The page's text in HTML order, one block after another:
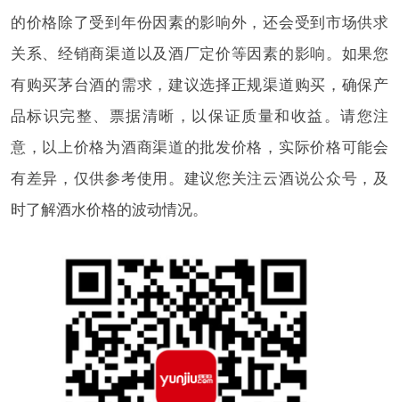
的价格除了受到年份因素的影响外，还会受到市场供求
关系、经销商渠道以及酒厂定价等因素的影响。如果您
有购买茅台酒的需求，建议选择正规渠道购买，确保产
品标识完整、票据清晰，以保证质量和收益。请您注
意，以上价格为酒商渠道的批发价格，实际价格可能会
有差异，仅供参考使用。建议您关注云酒说公众号，及
时了解酒水价格的波动情况。